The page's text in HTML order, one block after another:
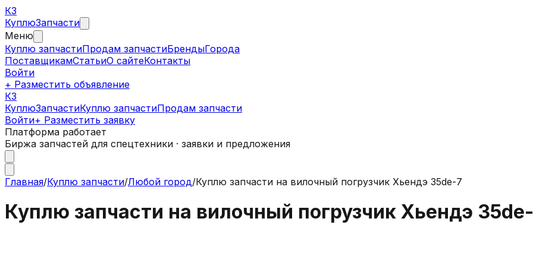
КЗ
КуплюЗапчасти
Меню
Куплю запчастиПродам запчастиБрендыГорода
ПоставщикамСтатьиО сайтеКонтакты
Войти
+ Разместить объявление
КЗ
КуплюЗапчастиКуплю запчастиПродам запчасти
Войти+ Разместить заявку
Платформа работает
Биржа запчастей для спецтехники · заявки и предложения
Главная/Куплю запчасти/Любой город/Куплю запчасти на вилочный погрузчик Хьендэ 35de-7
Куплю запчасти на вилочный погрузчик Хьендэ